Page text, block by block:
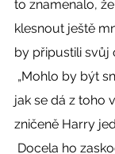
to znamenalo,
klesnout ještě
by připustili svůj
jak se dá z toho
zničeně Harry